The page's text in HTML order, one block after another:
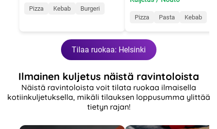
Pizza Kebab Burgeri
Pizza Pasta Kebab
Tilaa ruokaa: Helsinki
Ilmainen kuljetus näistä ravintoloista
Näistä ravintoloista voit tilata ruokaa ilmaisella
kotiinkuljetuksella, mikäli tilauksen loppusumma ylittää
tietyn rajan!